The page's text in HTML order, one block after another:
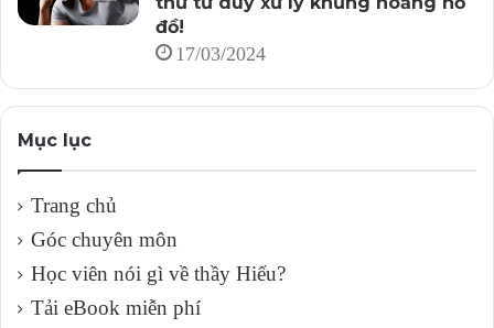
đồ!
17/03/2024
Mục lục
Trang chủ
Góc chuyên môn
Học viên nói gì về thầy Hiếu?
Tải eBook miễn phí